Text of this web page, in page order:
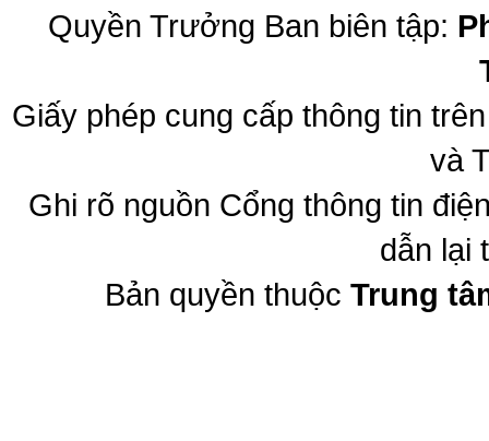
Quyền Trưởng Ban biên tập:
Giấy phép cung cấp thông tin
và
Ghi rõ nguồn Cổng thông tin
dẫn lại
Bản quyền thuộc Trung